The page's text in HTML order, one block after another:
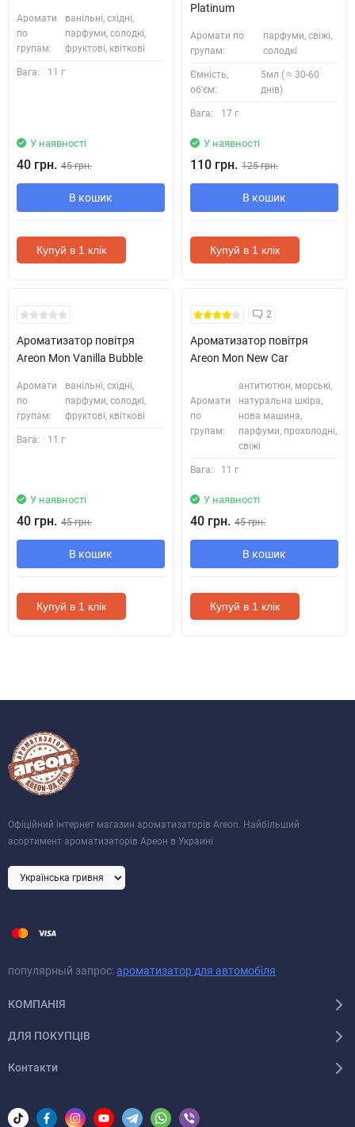
Аромати
по
групам:
ванільні, східні,
парфуми, солодкі,
фруктові, квіткові
Вага: 11 г
У наявності
40 грн. 45 грн.
В кошик
Купуй в 1 клік
Platinum
Аромати по
групам:
парфуми, свіжі,
солодкі
Ємність,
об'єм:
5мл ( ≈ 30-60
днів)
Вага: 17 г
У наявності
110 грн. 125 грн.
В кошик
Купуй в 1 клік
Ароматизатор повітря
Areon Mon Vanilla Bubble
Аромати
по
групам:
ванільні, східні,
парфуми, солодкі,
фруктові, квіткові
Вага: 11 г
У наявності
40 грн. 45 грн.
В кошик
Купуй в 1 клік
2
Ароматизатор повітря
Areon Mon New Car
Аромати
по
групам:
антитютюн, морські,
натуральна шкіра,
нова машина,
парфуми, прохолодні,
свіжі
Вага: 11 г
У наявності
40 грн. 45 грн.
В кошик
Купуй в 1 клік
Офіційний інтернет магазин ароматизаторів Areon. Найбільший
асортимент ароматизаторів Ареон в Украині
популярный запрос:ароматизатор для автомобіля
КОМПАНІЯ
ДЛЯ ПОКУПЦІВ
Контакти